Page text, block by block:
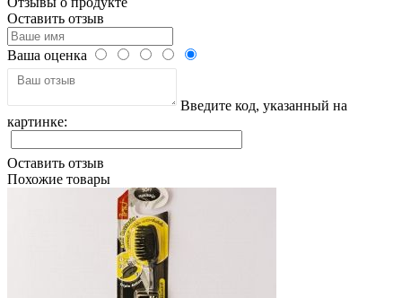
Оставить отзыв
Ваша оценка
Введите код, указанный на
картинке:
Оставить отзыв
Похожие товары